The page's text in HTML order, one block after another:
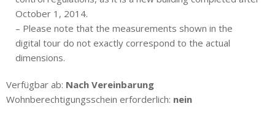
October 1, 2014.
– Please note that the measurements shown in the
digital tour do not exactly correspond to the actual
dimensions.
Verfügbar ab: Nach Vereinbarung
Wohnberechtigungsschein erforderlich: nein